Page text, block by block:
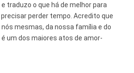
traduzo o que há de melhor para
perder tempo. Acredito que
nós mesmas, da nossa família e do
um dos maiores atos de amor-